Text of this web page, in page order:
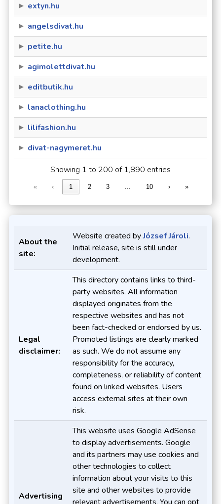
extyn.hu
angelsdivat.hu
petite.hu
agimolettdivat.hu
editbutik.hu
lanaclothing.hu
lilifashion.hu
divat-nagymeret.hu
Showing 1 to 200 of 1,890 entries
« ‹ 1 2 3 … 10 › »
About the
site:
Website created byJózsef Jároli.
Initial release, site is still under
development.
Legal
disclaimer:
This directory contains links to third-
party websites. All information
displayed originates from the
respective websites and has not
been fact-checked or endorsed by us.
Promoted listings are clearly marked
as such. We do not assume any
responsibility for the accuracy,
completeness, or reliability of content
found on linked websites. Users
access external sites at their own
risk.
Advertising
This website uses Google AdSense
to display advertisements. Google
and its partners may use cookies and
other technologies to collect
information about your visits to this
site and other websites to provide
relevant advertisements. You can opt